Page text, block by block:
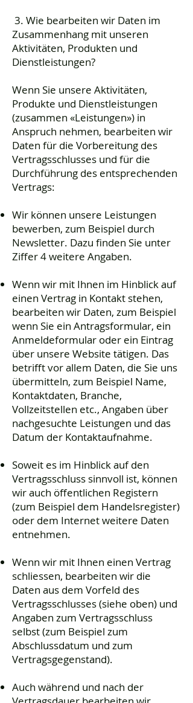
3. Wie bearbeiten wir Daten im
Zusammenhang mit unseren
Aktivitäten, Produkten und
Dienstleistungen?
Wenn Sie unsere Aktivitäten,
Produkte und Dienstleistungen
(zusammen «Leistungen») in
Anspruch nehmen, bearbeiten wir
Daten für die Vorbereitung des
Vertragsschlusses und für die
Durchführung des entsprechenden
Vertrags:
Wir können unsere Leistungen
bewerben, zum Beispiel durch
Newsletter. Dazu finden Sie unter
Ziffer 4 weitere Angaben.
Wenn wir mit Ihnen im Hinblick auf
einen Vertrag in Kontakt stehen,
bearbeiten wir Daten, zum Beispiel
wenn Sie ein Antragsformular, ein
Anmeldeformular oder ein Eintrag
über unsere Website tätigen. Das
betrifft vor allem Daten, die Sie uns
übermitteln, zum Beispiel Name,
Kontaktdaten, Branche,
Vollzeitstellen etc., Angaben über
nachgesuchte Leistungen und das
Datum der Kontaktaufnahme.
Soweit es im Hinblick auf den
Vertragsschluss sinnvoll ist, können
wir auch öffentlichen Registern
(zum Beispiel dem Handelsregister)
oder dem Internet weitere Daten
entnehmen.
Wenn wir mit Ihnen einen Vertrag
schliessen, bearbeiten wir die
Daten aus dem Vorfeld des
Vertragsschlusses (siehe oben) und
Angaben zum Vertragsschluss
selbst (zum Beispiel zum
Abschlussdatum und zum
Vertragsgegenstand).
Auch während und nach der